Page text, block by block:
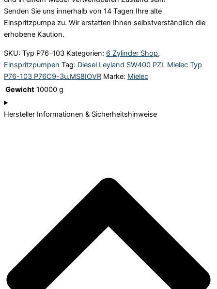
Senden Sie uns innerhalb von 14 Tagen Ihre alte
Einspritzpumpe zu. Wir erstatten Ihnen selbstverständlich die
erhobene Kaution.
SKU: Typ P76-103 Kategorien: 6 Zylinder Shop,
Einspritzpumpen Tag: Diesel Leyland SW400 PZL Mielec Typ
P76-103 P76C9-3u.MS8IOVR Marke: Mielec
Gewicht 10000 g
Hersteller Informationen & Sicherheitshinweise